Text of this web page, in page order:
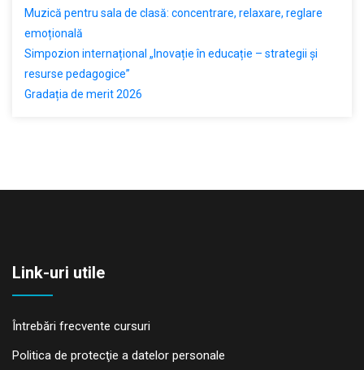
Muzică pentru sala de clasă: concentrare, relaxare, reglare
emoțională
Simpozion internațional „Inovație în educație – strategii și
resurse pedagogice”
Gradația de merit 2026
Link-uri utile
Întrebări frecvente cursuri
Politica de protecţie a datelor personale